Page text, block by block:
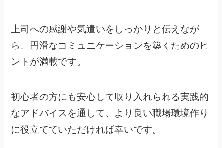
上司への感謝や気遣いをしっかりと伝えなが
ら、円滑なコミュニケーションを築くためのヒ
ントが満載です。
初心者の方にも安心して取り入れられる実践的
なアドバイスを通して、より良い職場環境作り
に役立てていただければ幸いです。